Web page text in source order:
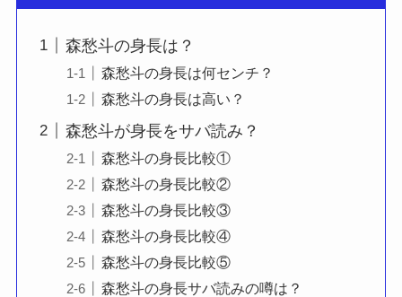
森愁斗の身長は？
森愁斗の身長は何センチ？
森愁斗の身長は高い？
森愁斗が身長をサバ読み？
森愁斗の身長比較①
森愁斗の身長比較②
森愁斗の身長比較③
森愁斗の身長比較④
森愁斗の身長比較⑤
森愁斗の身長サバ読みの噂は？